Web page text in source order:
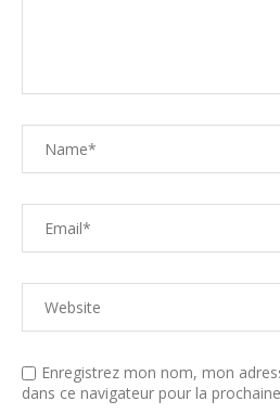
Enregistrez mon nom, mon
dans ce navigateur pour la